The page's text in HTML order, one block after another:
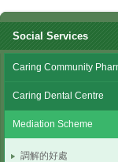
Social Services
Caring Community
Caring Dental Centre
Mediation Scheme
調解的好處